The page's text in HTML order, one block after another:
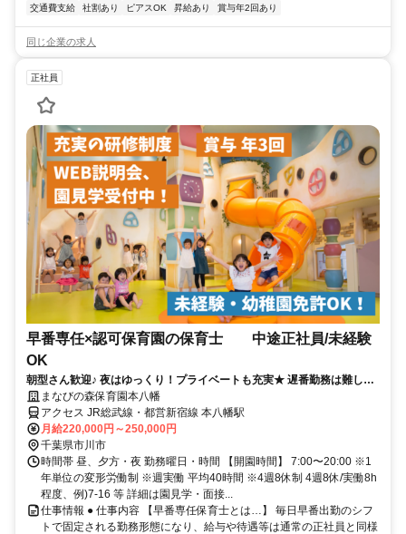
交通費支給
社割あり ピアスOK 昇給あり 賞与年2回あり
同じ企業の求人
正社員
早番専任×認可保育園の保育士 中途正社員/未経験
OK
朝型さん歓迎♪ 夜はゆっくり！プライベートも充実★ 遅番勤務は難しい
けど正社員で働きたい方！
まなびの森保育園本八幡
アクセス JR総武線・都営新宿線 本八幡駅
月給220,000円～250,000円
千葉県市川市
時間帯 昼、夕方・夜 勤務曜日・時間 【開園時間】 7:00〜20:00 ※1
年単位の変形労働制 ※週実働 平均40時間 ※4週8休制 4週8休/実働8h
程度、例)7-16 等 詳細は園見学・面接...
仕事情報 ● 仕事内容 【早番専任保育士とは…】 毎日早番出勤のシフ
トで固定される勤務形態になり、給与や待遇等は通常の正社員と同様